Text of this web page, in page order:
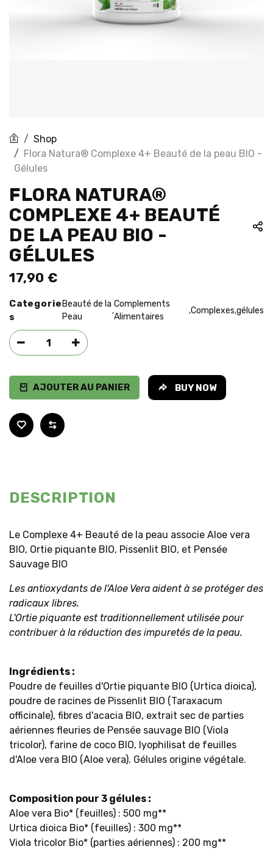
Shop
Flora Natura® Complexe 4+ Beauté de la peau BIO -
Gélules
FLORA NATURA®
COMPLEXE 4+ BEAUTÉ
DE LA PEAU BIO -
GÉLULES
17,90 €
Categorie
s
Beauté de la
Peau
,
Complements
Alimentaires
,Complexes,gélules
AJOUTER AU PANIER BUY NOW
DESCRIPTION
Le Complexe 4+ Beauté de la peau associe Aloe vera
BIO, Ortie piquante BIO, Pissenlit BIO, et Pensée
Sauvage BIO
Les antioxydants de l'Aloe Vera aident à se protéger des
radicaux libres.
L'Ortie piquante est traditionnellement utilisée pour
contribuer à la réduction des impuretés de la peau.
Ingrédients :
Poudre de feuilles d'Ortie piquante BIO (Urtica dioica),
poudre de racines de Pissenlit BIO (Taraxacum
officinale), fibres d'acacia BIO, extrait sec de parties
aériennes fleuries de Pensée sauvage BIO (Viola
tricolor), farine de coco BIO, lyophilisat de feuilles
d'Aloe vera BIO (Aloe vera). Gélules origine végétale.
Composition pour 3 gélules :
Aloe vera Bio* (feuilles) : 500 mg**
Urtica dioica Bio* (feuilles) : 300 mg**
Viola tricolor Bio* (parties aériennes) : 200 mg**